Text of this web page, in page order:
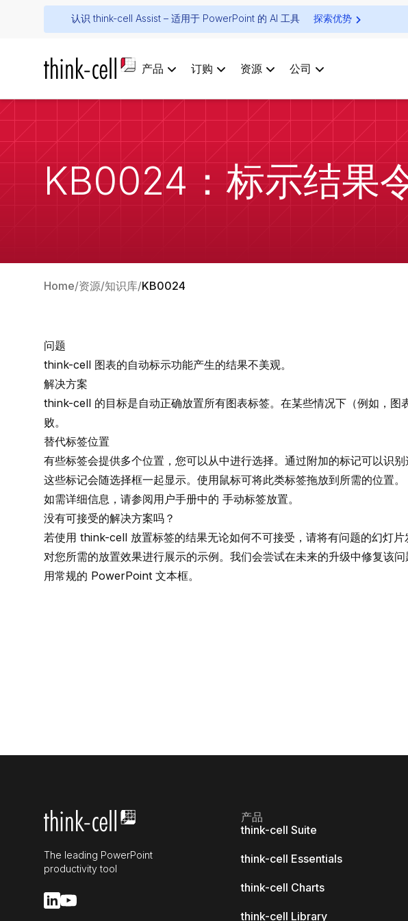
认识 think-cell Assist – 适用于 PowerPoint 的 AI 工具 探索优势
产品 订购 资源 公司
KB0024：标示结果
Home 资源 知识库 KB0024
问题
think-cell 图表的自动标示功能产生的结果不美观。
解决方案
think-cell 的目标是自动正确放置所有图表标签。在某些情况下（例如，图
败。
替代标签位置
有些标签会提供多个位置，您可以从中进行选择。通过附加的标记可以识
这些标记会随选择框一起显示。使用鼠标可将此类标签拖放到所需的位置。
如需详细信息，请参阅用户手册中的 手动标签放置。
没有可接受的解决方案吗？
若使用 think-cell 放置标签的结果无论如何不可接受，请将有问题的幻灯片
对您所需的放置效果进行展示的示例。我们会尝试在未来的升级中修复该
用常规的 PowerPoint 文本框。
The leading PowerPoint
productivity tool
产品
think-cell Suite
think-cell Essentials
think-cell Charts
think-cell Library